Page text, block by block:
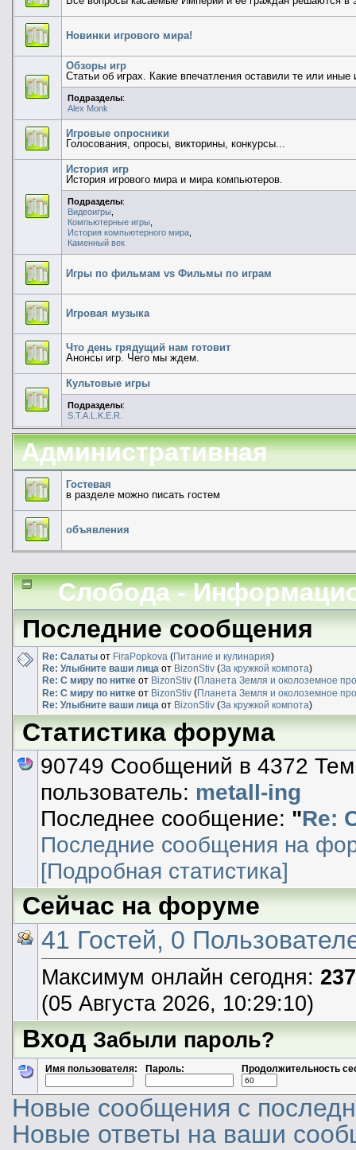
Новинки игрового мира!
Обзоры игр
Статьи об играх. Какие впечатления оставили те или иные
Подразделы:
Alex Monk
Игровые опросники
Голосования, опросы, викторины, конкурсы...
История игр
История игрового мира и мира компьютеров.
Подразделы:
Видеоигры
Компьютерные игры
История компьютерного мира
Каменный век
Игры по фильмам vs Фильмы по играм
Игровая музыка
Что день грядущий нам готовит
Анонсы игр. Чего мы ждем.
Культовые игры
Подразделы:
S.T.A.L.K.E.R.
Административная
Гостевая
в разделе можно писать гостем
объявления
Слобода -
Последние сообщения
Re: Салатыот FiraPopkova (Питание и кулинария)
Re: Улыбните ваши лица от BizonStiv(За кружкой компота)
Re: С миру по ниткеот BizonStiv(Планета Земля и околоземное
Re: С миру по ниткеот BizonStiv(Планета Земля и околоземное
Re: Улыбните ваши лица от BizonStiv(За кружкой компота)
Статистика форума
90749 Сообщений в 4372
пользователь: metall-ing
Последнее сообщение: "Re:
Последние сообщения на
[Подробная статистика]
Сейчас на форуме
41 Гостей, 0
Максимум онлайн сегодня: 237
(05 Августа 2026, 10:29:10)
ВходЗабыли пароль?
Имя пользователя: Пароль: Продолжительность
Новые сообщения с
Новые ответы на ваши